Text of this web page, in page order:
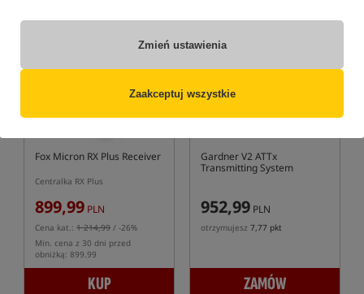
Zmień ustawienia
Zaakceptuj wszystkie
Fox Micron RX Plus Receiver
Centralka RX Plus
899,99 PLN
Cena kat.: 1 214,99 / -26%
Min. cena z 30 dni przed
obniżką: 899.99
KUP
Gardner V2 ATTx
Transmitting System
952,99 PLN
otrzymujesz 7,77 pkt
ZAMÓW